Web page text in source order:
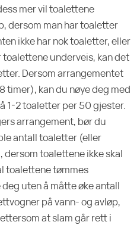
mer vil toalettene
dersom man har toaletter
ikke har nok toaletter, eller
underveis, kan det
Dersom arrangementet
timer), kan du nøye deg med
1-2 toaletter per 50 gjester.
arrangement, bør du
antall toaletter (eller
toalettene ikke skal
toalettene tømmes
uten å måtte øke antall
på vann- og avløp,
at slam går rett i